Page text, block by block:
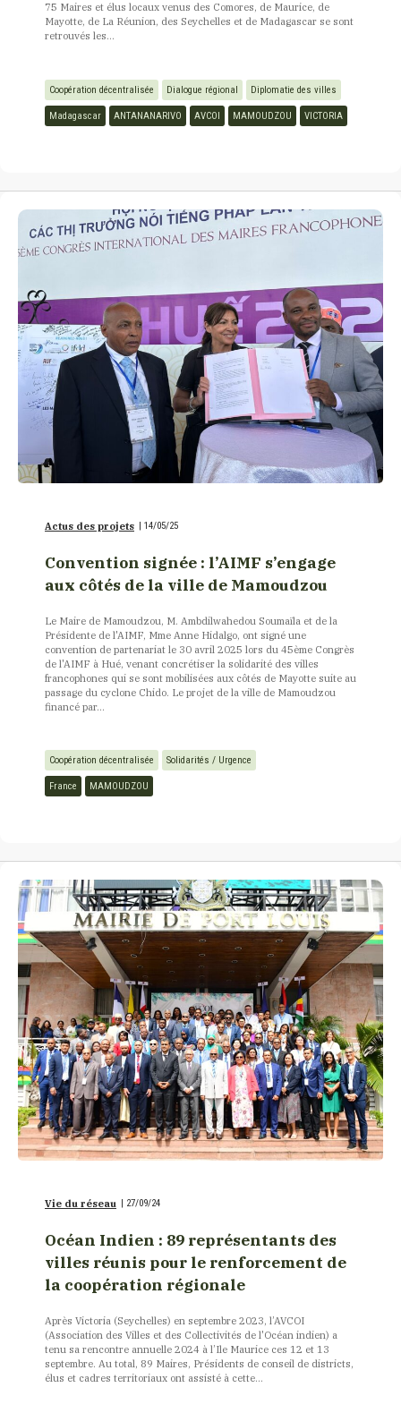
75 Maires et élus locaux venus des Comores, de Maurice, de
Mayotte, de La Réunion, des Seychelles et de Madagascar se sont
retrouvés les...
Coopération décentralisée Dialogue régional Diplomatie des villes
Madagascar ANTANANARIVO AVCOI MAMOUDZOU VICTORIA
Actus des projets | 14/05/25
Convention signée : l’AIMF s’engage
aux côtés de la ville de Mamoudzou
Le Maire de Mamoudzou, M. Ambdilwahedou Soumaïla et de la
Présidente de l'AIMF, Mme Anne Hidalgo, ont signé une
convention de partenariat le 30 avril 2025 lors du 45ème Congrès
de l'AIMF à Hué, venant concrétiser la solidarité des villes
francophones qui se sont mobilisées aux côtés de Mayotte suite au
passage du cyclone Chido. Le projet de la ville de Mamoudzou
financé par...
Coopération décentralisée Solidarités / Urgence
France MAMOUDZOU
Vie du réseau | 27/09/24
Océan Indien : 89 représentants des
villes réunis pour le renforcement de
la coopération régionale
Après Victoria (Seychelles) en septembre 2023, l’AVCOI
(Association des Villes et des Collectivités de l'Océan indien) a
tenu sa rencontre annuelle 2024 à l’Ile Maurice ces 12 et 13
septembre. Au total, 89 Maires, Présidents de conseil de districts,
élus et cadres territoriaux ont assisté à cette...